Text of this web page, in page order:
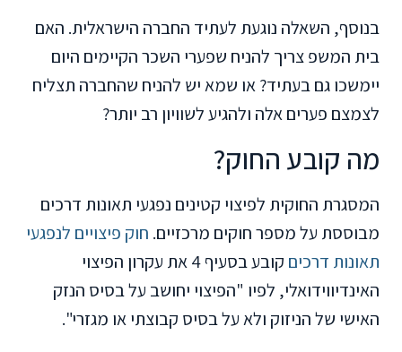
בנוסף, השאלה נוגעת לעתיד החברה הישראלית. האם
בית המשפ צריך להניח שפערי השכר הקיימים היום
יימשכו גם בעתיד? או שמא יש להניח שהחברה תצליח
לצמצם פערים אלה ולהגיע לשוויון רב יותר?
מה קובע החוק?
המסגרת החוקית לפיצוי קטינים נפגעי תאונות דרכים
מבוססת על מספר חוקים מרכזיים. חוק פיצויים לנפגעי
תאונות דרכים
קובע בסעיף 4 את עקרון הפיצוי
האינדיווידואלי, לפיו "הפיצוי יחושב על בסיס הנזק
האישי של הניזוק ולא על בסיס קבוצתי או מגזרי".